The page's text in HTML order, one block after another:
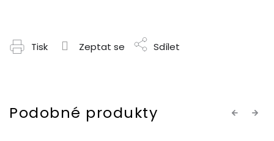
Tisk Zeptat se Sdílet
Previous
Next